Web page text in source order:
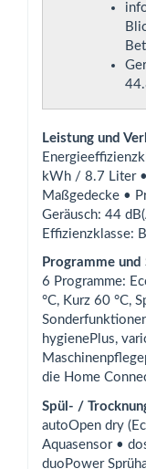
Leistung und
kWh / 8.7 Liter
Maßgedecke •
Geräusch: 44
Effizienzklasse: B
Programme
6 Programme:
°C, Kurz 60 °C,
hygienePlus,
die Home
Spül- /
autoOpen dry
Aquasensor •
duoPower